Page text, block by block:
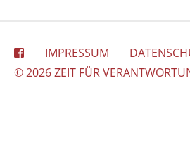
IMPRESSUM
© 2026 ZEIT FÜR